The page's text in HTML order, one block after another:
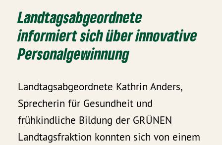
Landtagsabgeordnete
informiert sich über innovative
Personalgewinnung
Landtagsabgeordnete Kathrin Anders,
Sprecherin für Gesundheit und
frühkindliche Bildung der GRÜNEN
Landtagsfraktion konnten sich von einem